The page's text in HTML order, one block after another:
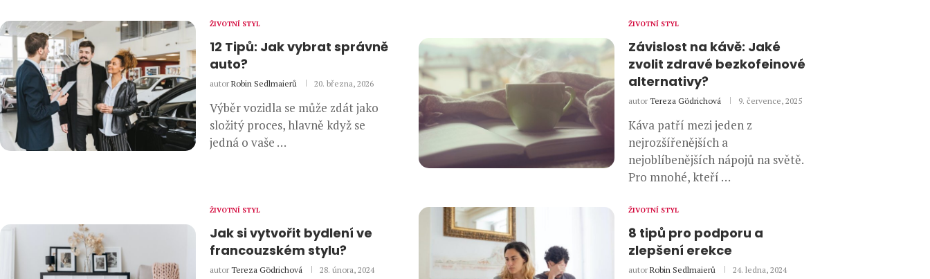
ŽIVOTNÍ STYL
12 Tipů: Jak vybrat správně
auto?
autor Robin Sedlmaierů 20. března, 2026
Výběr vozidla se může zdát jako
složitý proces, hlavně když se
jedná o vaše …
ŽIVOTNÍ STYL
Závislost na kávě: Jaké
zvolit zdravé bezkofeinové
alternativy?
autor Tereza Gödrichová 9. července, 2025
Káva patří mezi jeden z
nejrozšířenějších a
nejoblíbenějších nápojů na světě.
Pro mnohé, kteří …
ŽIVOTNÍ STYL
Jak si vytvořit bydlení ve
francouzském stylu?
autor Tereza Gödrichová 28. února, 2024
ŽIVOTNÍ STYL
8 tipů pro podporu a
zlepšení erekce
autor Robin Sedlmaierů 24. ledna, 2024